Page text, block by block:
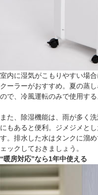
室内に湿気がこもりやすい場
クーラーがおすすめ。夏の蒸
ので、冷風運転のみで使用す
また、除湿機能は、雨が多く
にもあると便利。ジメジメと
す。排水した水はタンクに溜
ェックしておきましょう。
“暖房対応”なら1年中使える